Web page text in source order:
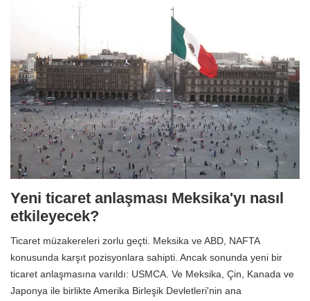
Yeni ticaret anlaşması Meksika'yı nasıl
etkileyecek?
Ticaret müzakereleri zorlu geçti. Meksika ve ABD, NAFTA
konusunda karşıt pozisyonlara sahipti. Ancak sonunda yeni bir
ticaret anlaşmasına varıldı: USMCA. Ve Meksika, Çin, Kanada ve
Japonya ile birlikte Amerika Birleşik Devletleri'nin ana